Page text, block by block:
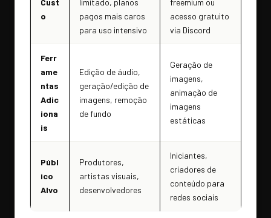
Cust
o
limitado, planos
pagos mais caros
para uso intensivo
freemium ou
acesso gratuito
via Discord
Ferr
ame
ntas
Adic
iona
is
Edição de áudio,
geração/edição de
imagens, remoção
de fundo
Geração de
imagens,
animação de
imagens
estáticas
Públ
ico
Alvo
Produtores,
artistas visuais,
desenvolvedores
Iniciantes,
criadores de
conteúdo para
redes sociais